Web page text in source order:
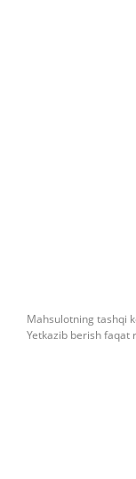
Mahsulotning tashqi
Yetkazib berish